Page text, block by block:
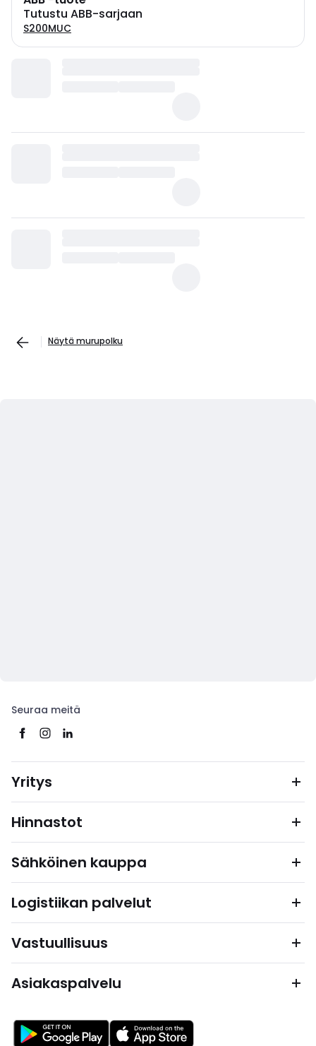
Tutustu ABB-sarjaan
S200MUC
Näytä murupolku
Seuraa meitä
Yritys
Hinnastot
Sähköinen kauppa
Logistiikan palvelut
Vastuullisuus
Asiakaspalvelu